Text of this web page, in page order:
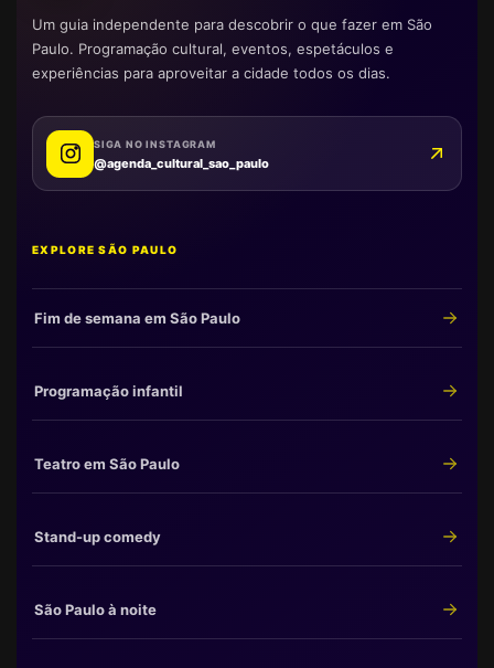
Um guia independente para descobrir o que fazer em São
Paulo. Programação cultural, eventos, espetáculos e
experiências para aproveitar a cidade todos os dias.
SIGA NO INSTAGRAM
@agenda_cultural_sao_paulo
EXPLORE SÃO PAULO
Fim de semana em São Paulo
Programação infantil
Teatro em São Paulo
Stand-up comedy
São Paulo à noite